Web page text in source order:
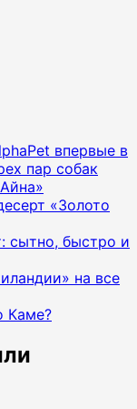
впервые в
пар собак
«Золото
сытно, быстро и
на все
Каме?